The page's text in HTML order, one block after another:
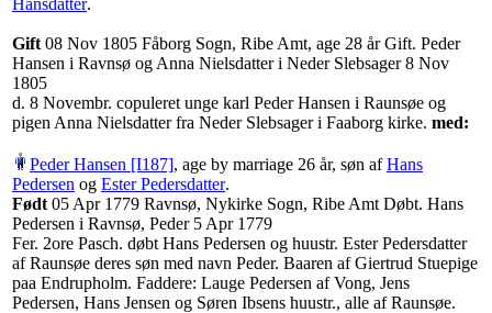
Hansdatter‏.
Gift ‎08 Nov 1805 Fåborg Sogn, Ribe Amt, age 28 årGift. Peder
Hansen i Ravnsø og Anna Nielsdatter i Neder Slebsager 8 Nov
1805
d. 8 Novembr. copuleret unge karl Peder Hansen i Raunsøe og
pigen Anna Nielsdatter fra Neder Slebsager i Faaborg kirke. med:
Peder Hansen‏‎ [I187], age by marriage 26 år, søn afHans
Pedersen og Ester Pedersdatter‏.
Født ‎05 Apr 1779 Ravnsø, Nykirke Sogn, Ribe Amt Døbt. Hans
Pedersen i Ravnsø, Peder 5 Apr 1779
Fer. 2ore Pasch. døbt Hans Pedersen og huustr. Ester Pedersdatter
af Raunsøe deres søn med navn Peder. Baaren af Giertrud Stuepige
paa Endrupholm. Faddere: Lauge Pedersen af Vong, Jens
Pedersen, Hans Jensen og Søren Ibsens huustr., alle af Raunsøe.